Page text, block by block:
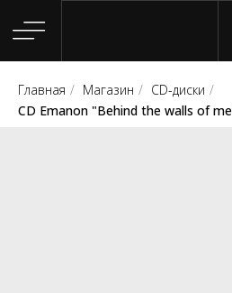
Главная Магазин Группы
Главная / Магазин / CD-диски /